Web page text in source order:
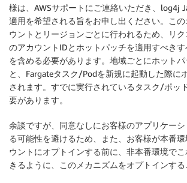
様は、AWSサポートにご連絡いただき、log4j
適用を希望される旨をお申し出ください。こ
ウントとリージョンごとに行われるため、リ
のアカウントIDとホットパッチを適用すべき
を含める必要があります。地域ごとにホット
と、Fargateタスク/Podを新規に起動した際に
されます。すでに実行されているタスク/ポッ
要があります。
余談ですが、同意なしにお客様のアプリケーシ
る可能性を避けるため、また、お客様が本番
ウントにオプトインする前に、非本番環境で
きるように、このメカニズムをオプトインする